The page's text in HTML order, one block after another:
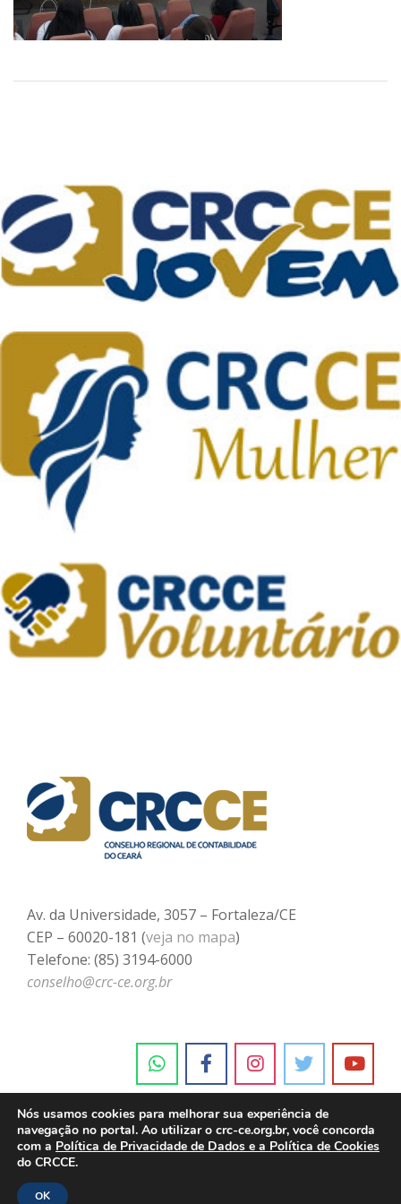
Av. da Universidade, 3057 – Fortaleza/CE
CEP – 60020-181 (veja no mapa)
Telefone: (85) 3194-6000
conselho@crc-ce.org.br
Nós usamos cookies para melhorar sua experiência de
navegação no portal. Ao utilizar o crc-ce.org.br, você concorda
com a Política de Privacidade de Dados e a Política de Cookies
do CRCCE.
OK